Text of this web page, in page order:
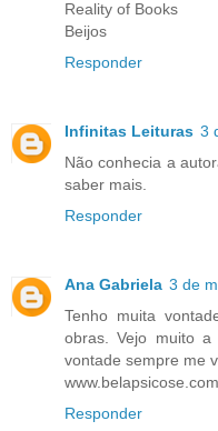
Reality of Books
Beijos
Responder
Infinitas Leituras 3
Não conhecia a
saber mais.
Responder
Ana Gabriela 3 de
Tenho muita
obras. Vejo muito
vontade sempre me
www.belapsicose.com
Responder